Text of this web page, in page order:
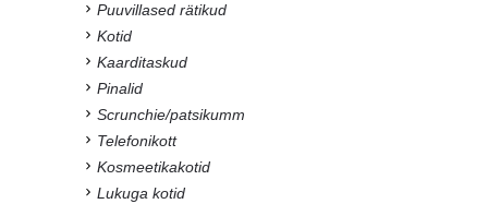
Puuvillased rätikud
Kotid
Kaarditaskud
Pinalid
Scrunchie/patsikumm
Telefonikott
Kosmeetikakotid
Lukuga kotid